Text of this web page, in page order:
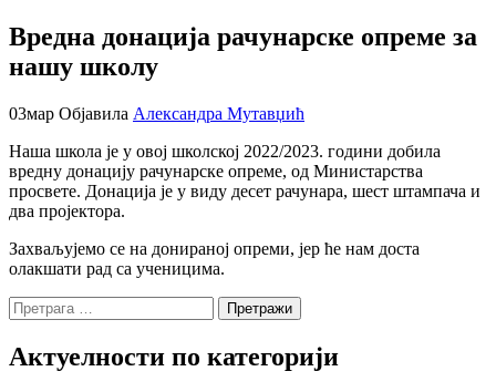
Вредна донација рачунарске опреме за
нашу школу
03мар Објавила Александра Мутавџић
Наша школа је у овој школској 2022/2023. години добила
вредну донацију рачунарске опреме, од Министарства
просвете. Донација је у виду десет рачунара, шест штампача и
два пројектора.
Захваљујемо се на донираној опреми, јер ће нам доста
олакшати рад са ученицима.
Претрага
за:
Актуелности по категорији